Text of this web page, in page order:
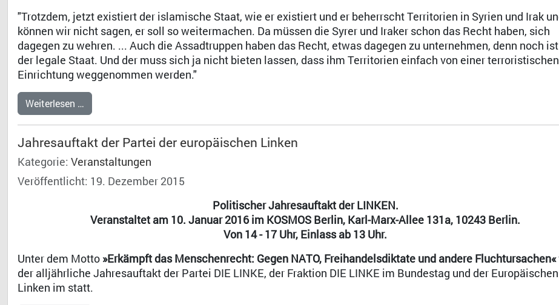
"Trotzdem, jetzt existiert der islamische Staat, wie er existiert und er beherrscht Territorien in Syrien und Irak
können wir nicht sagen, er soll so weitermachen. Da müssen die Syrer und Iraker schon das Recht haben, sich
dagegen zu wehren. ... Auch die Assadtruppen haben das Recht, etwas dagegen zu unternehmen, denn noch
der legale Staat. Und der muss sich ja nicht bieten lassen, dass ihm Territorien einfach von einer terroristischen
Einrichtung weggenommen werden."
Weiterlesen …
Jahresauftakt der Partei der europäischen Linken
Kategorie: Veranstaltungen
Veröffentlicht: 19. Dezember 2015
Politischer Jahresauftakt der LINKEN.
Veranstaltet am 10. Januar 2016 im KOSMOS Berlin, Karl-Marx-Allee 131a, 10243 Berlin.
Von 14 - 17 Uhr, Einlass ab 13 Uhr.
Unter dem Motto »Erkämpft das Menschenrecht: Gegen NATO, Freihandelsdiktate und andere Fluchtursachen«
der alljährliche Jahresauftakt der Partei DIE LINKE, der Fraktion DIE LINKE im Bundestag und der Europäischen
Linken im statt.